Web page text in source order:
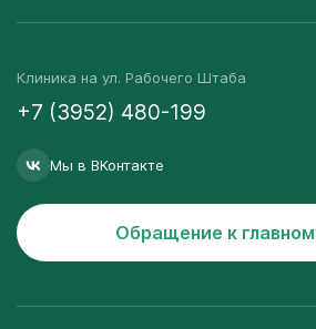
Клиника на ул. Рабочего Штаба
+7 (3952) 480-199
Мы в ВКонтакте
Обращение к